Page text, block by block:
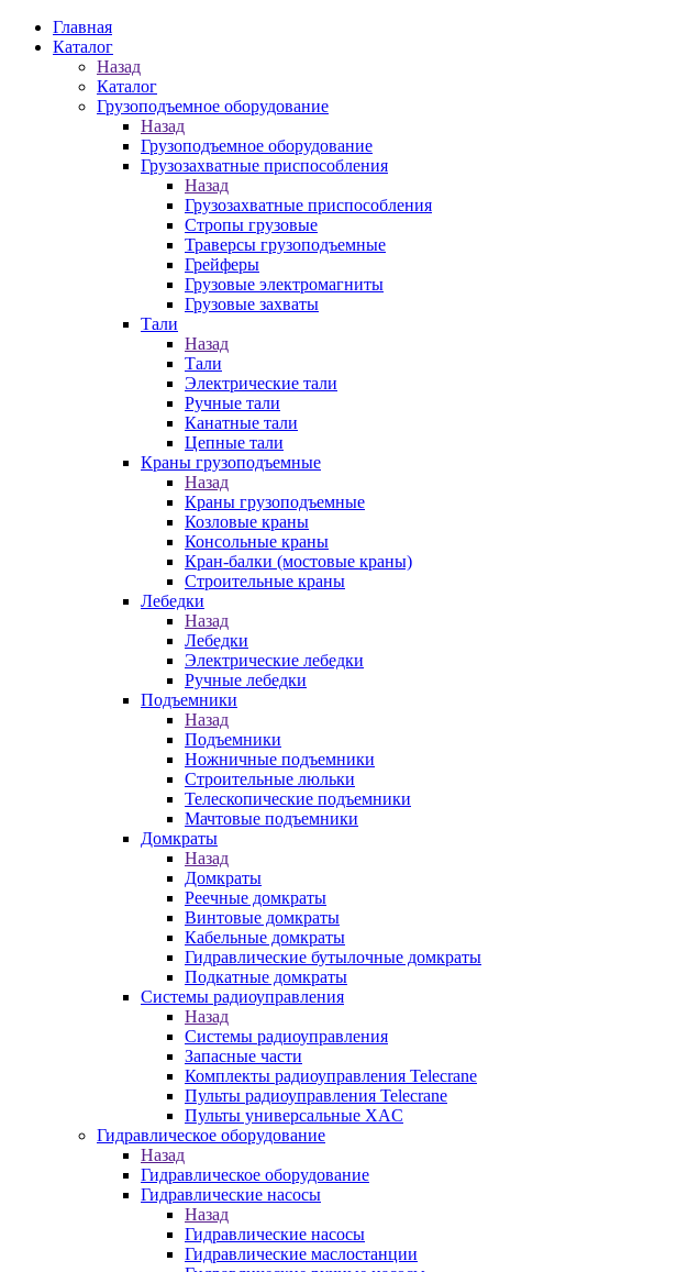
Главная
Каталог
Назад
Каталог
Грузоподъемное оборудование
Назад
Грузоподъемное оборудование
Грузозахватные приспособления
Назад
Грузозахватные приспособления
Стропы грузовые
Траверсы грузоподъемные
Грейферы
Грузовые электромагниты
Грузовые захваты
Тали
Назад
Тали
Электрические тали
Ручные тали
Канатные тали
Цепные тали
Краны грузоподъемные
Назад
Краны грузоподъемные
Козловые краны
Консольные краны
Кран-балки (мостовые краны)
Строительные краны
Лебедки
Назад
Лебедки
Электрические лебедки
Ручные лебедки
Подъемники
Назад
Подъемники
Ножничные подъемники
Строительные люльки
Телескопические подъемники
Мачтовые подъемники
Домкраты
Назад
Домкраты
Реечные домкраты
Винтовые домкраты
Кабельные домкраты
Гидравлические бутылочные домкраты
Подкатные домкраты
Системы радиоуправления
Назад
Системы радиоуправления
Запасные части
Комплекты радиоуправления Telecrane
Пульты радиоуправления Telecrane
Пульты универсальные XAC
Гидравлическое оборудование
Назад
Гидравлическое оборудование
Гидравлические насосы
Назад
Гидравлические насосы
Гидравлические маслостанции